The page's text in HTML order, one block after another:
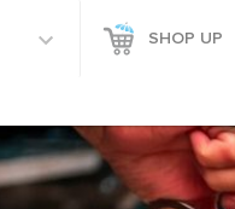
SHOP UP